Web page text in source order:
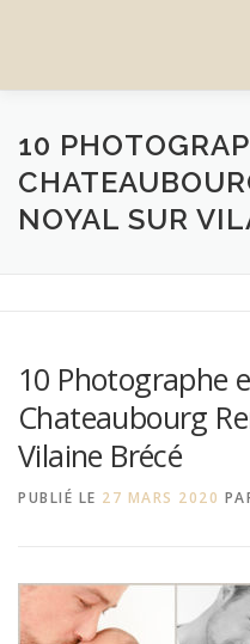
ACCUEIL
RÉSERVATION
10
NOYAL SUR
10 Photographe
Chateaubourg
Vilaine Brécé
PUBLIÉ LE 27 MARS 2020